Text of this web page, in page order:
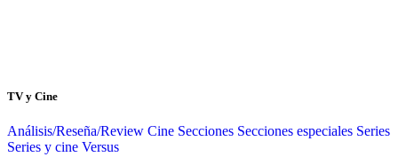
TV y Cine
Análisis/Reseña/Review Cine Secciones Secciones especiales Series
Series y cine Versus